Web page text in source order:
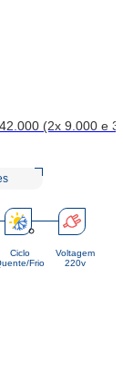
(2x 9.000 e
Ciclo
Frio
Voltagem
220v